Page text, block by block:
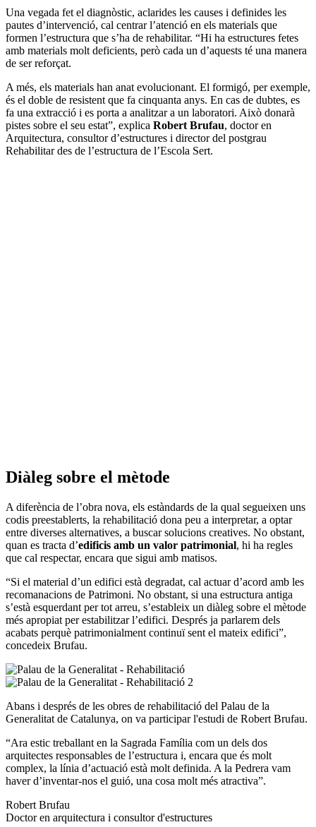
Una vegada fet el diagnòstic, aclarides les causes i definides les
pautes d’intervenció, cal centrar l’atenció en els materials que
formen l’estructura que s’ha de rehabilitar. “Hi ha estructures fetes
amb materials molt deficients, però cada un d’aquests té una manera
de ser reforçat.
A més, els materials han anat evolucionant. El formigó, per exemple,
és el doble de resistent que fa cinquanta anys. En cas de dubtes, es
fa una extracció i es porta a analitzar a un laboratori. Això donarà
pistes sobre el seu estat”, explica Robert Brufau, doctor en
Arquitectura, consultor d’estructures i director del postgrau
Rehabilitar des de l’estructura de l’Escola Sert.
Diàleg sobre el mètode
A diferència de l’obra nova, els estàndards de la qual segueixen uns
codis preestablerts, la rehabilitació dona peu a interpretar, a optar
entre diverses alternatives, a buscar solucions creatives. No obstant,
quan es tracta d’edificis amb un valor patrimonial, hi ha regles
que cal respectar, encara que sigui amb matisos.
“Si el material d’un edifici està degradat, cal actuar d’acord amb les
recomanacions de Patrimoni. No obstant, si una estructura antiga
s’està esquerdant per tot arreu, s’estableix un diàleg sobre el mètode
més apropiat per estabilitzar l’edifici. Després ja parlarem dels
acabats perquè patrimonialment continuï sent el mateix edifici”,
concedeix Brufau.
Abans i després de les obres de rehabilitació del Palau de la
Generalitat de Catalunya, on va participar l'estudi de Robert Brufau.
“Ara estic treballant en la Sagrada Família com un dels dos
arquitectes responsables de l’estructura i, encara que és molt
complex, la línia d’actuació està molt definida. A la Pedrera vam
haver d’inventar-nos el guió, una cosa molt més atractiva”.
Robert Brufau
Doctor en arquitectura i consultor d'estructures